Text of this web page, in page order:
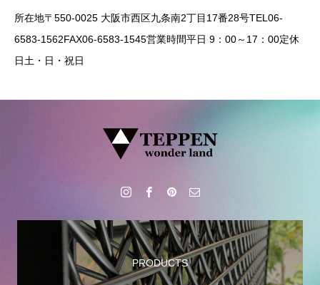
所在地〒550-0025 大阪市西区九条南2丁目17番28号TEL06-
6583-1562FAX06-6583-1545営業時間平日 9：00～17：00定休
日土・日・祝日
PRODUCTS